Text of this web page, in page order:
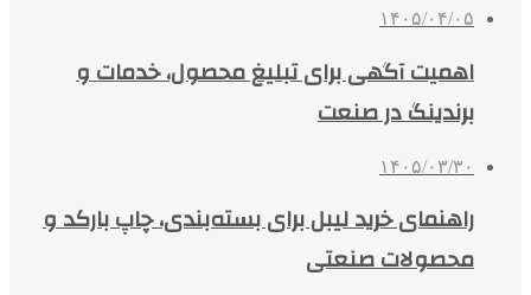
۱۴۰۵/۰۴/۰۵
اهمیت آگهی برای تبلیغ محصول، خدمات و
برندینگ در صنعت
۱۴۰۵/۰۳/۳۰
راهنمای خرید لیبل برای بسته‌بندی، چاپ بارکد و
محصولات صنعتی